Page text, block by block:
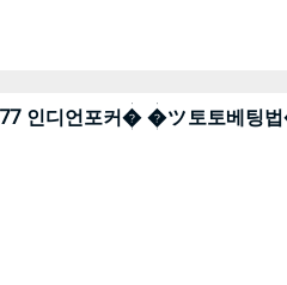
인디언포커� �ツ토토베